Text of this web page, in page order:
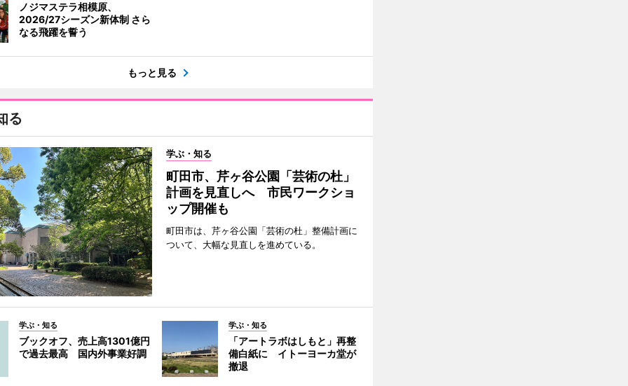
ノジマステラ相模原、
2026/27シーズン新体制 さら
なる飛躍を誓う
もっと見る
る
学ぶ・知る
町田市、芹ヶ谷公園「芸術の杜」
計画を見直しへ 市民ワークショ
ップ開催も
町田市は、芹ヶ谷公園「芸術の杜」整備計画に
ついて、大幅な見直しを進めている。
学ぶ・知る
ブックオフ、売上高1301億円
で過去最高 国内外事業好調
学ぶ・知る
「アートラボはしもと」再整
備白紙に イトーヨーカ堂が
撤退